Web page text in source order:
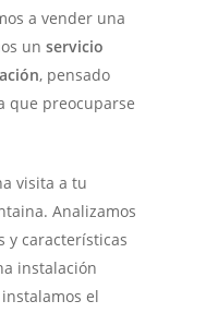
a vender una
unservicio
, pensado
que preocuparse
visita a tu
Analizamos
y características
instalación
el